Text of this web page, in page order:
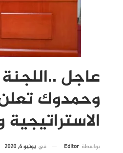
عاجل
وحمدوك
بواسطة Editor في يونيو 6, 2020